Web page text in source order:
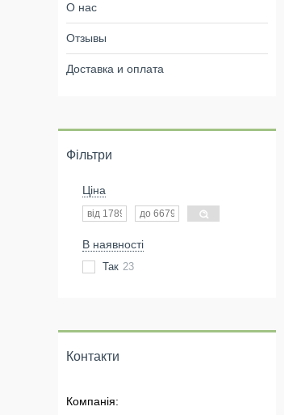
О нас
Отзывы
Доставка и оплата
Фільтри
Ціна
В наявності
Так 23
Контакти